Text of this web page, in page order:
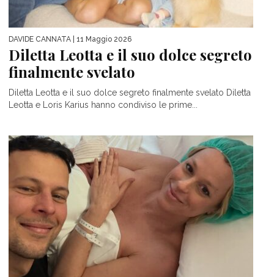
DAVIDE CANNATA | 11 Maggio 2026
Diletta Leotta e il suo dolce segreto
finalmente svelato
Diletta Leotta e il suo dolce segreto finalmente svelato Diletta
Leotta e Loris Karius hanno condiviso le prime...